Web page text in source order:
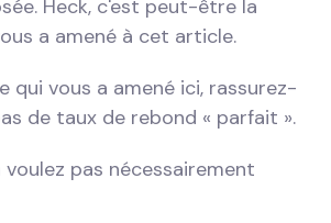
Heck, c'est peut-être la
a amené à cet article.
qui vous a amené ici, rassurez-
de taux de rebond « parfait ».
voulez pas nécessairement